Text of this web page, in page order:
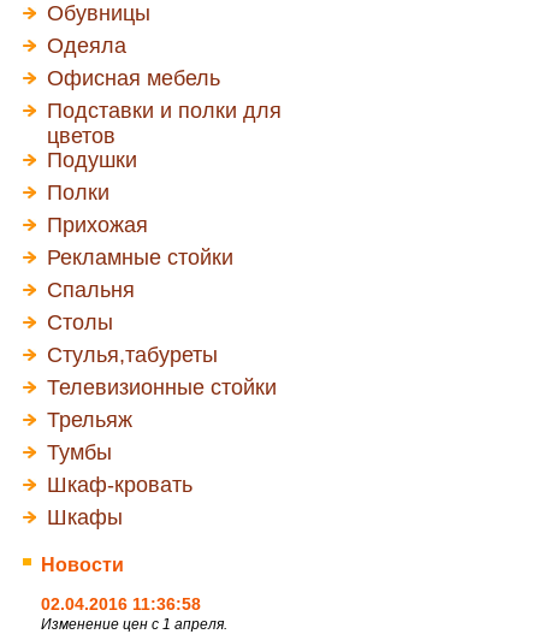
Обувницы
Одеяла
Офисная мебель
Подставки и полки для
цветов
Подушки
Полки
Прихожая
Рекламные стойки
Спальня
Столы
Стулья,табуреты
Телевизионные стойки
Трельяж
Тумбы
Шкаф-кровать
Шкафы
Новости
02.04.2016 11:36:58
Изменение цен с 1 апреля.